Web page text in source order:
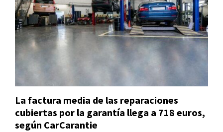
La factura media de las reparaciones
cubiertas por la garantía llega a 718 euros,
según CarCarantie